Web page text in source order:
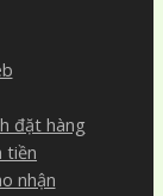
đặt hàng
tiền
nhận